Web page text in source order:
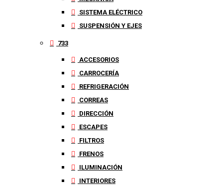
SISTEMA ELÉCTRICO
SUSPENSIÓN Y EJES
733
ACCESORIOS
CARROCERÍA
REFRIGERACIÓN
CORREAS
DIRECCIÓN
ESCAPES
FILTROS
FRENOS
ILUMINACIÓN
INTERIORES